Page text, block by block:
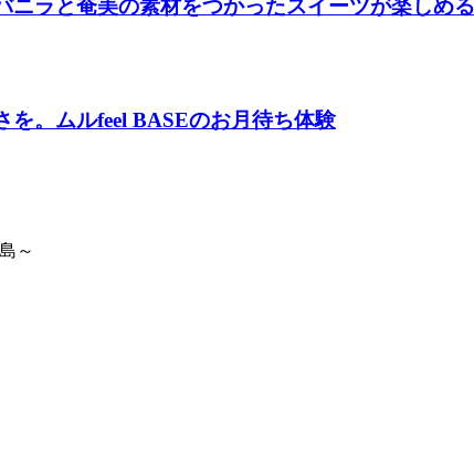
ニラと奄美の素材をつかったスイーツが楽しめ
を。ムルfeel BASEのお月待ち体験
～